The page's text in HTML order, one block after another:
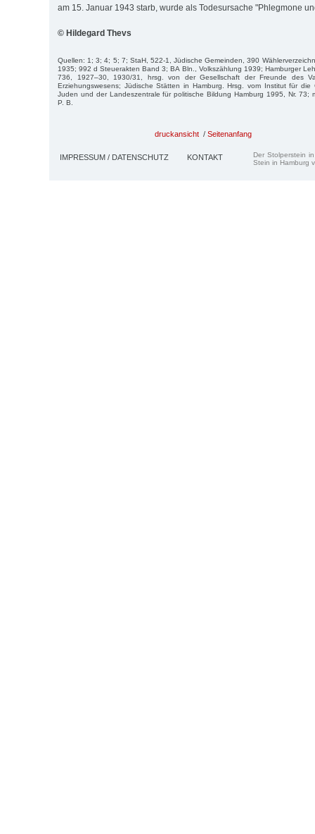
am 15. Januar 1943 starb, wurde als Todesursache "Phlegmone
© Hildegard Thevs
Quellen: 1; 3; 4; 5; 7; StaH, 522-1, Jüdische Gemeinden, 390
1935; 992 d Steuerakten Band 3; BA Bln., Volkszählung 1939; Hamburger
736, 1927–30, 1930/31, hrsg. von der Gesellschaft der Freunde des
Erziehungswesens; Jüdische Stätten in Hamburg. Hrsg. vom Institut für die
Juden und der Landeszentrale für politische Bildung Hamburg 1995, Nr. 73;
P. B.
druckansicht / Seitenanfang
IMPRESSUM / DATENSCHUTZ KONTAKT
Der Stolperstein
Stein in Hamburg